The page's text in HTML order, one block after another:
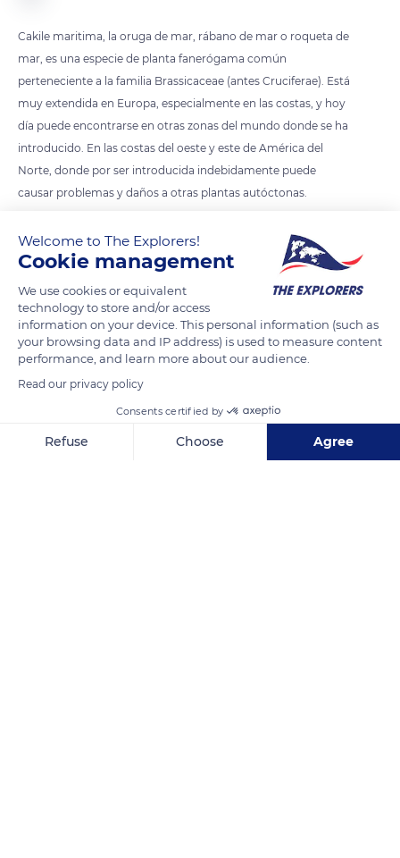
Cakile maritima, la oruga de mar, rábano de mar o roqueta de
mar, es una especie de planta fanerógama común
perteneciente a la familia Brassicaceae (antes Cruciferae). Está
muy extendida en Europa, especialmente en las costas, y hoy
día puede encontrarse en otras zonas del mundo donde se ha
introducido. En las costas del oeste y este de América del
Norte, donde por ser introducida indebidamente puede
causar problemas y daños a otras plantas autóctonas.
READ MORE TRANSLATE
Welcome to The Explorers!
Cookie management
We use cookies or equivalent
technology to store and/or access
information on your device. This personal information (such as
your browsing data and IP address) is used to measure content
performance, and learn more about our audience.
Read our privacy policy
Consents certified by
Refuse Choose Agree